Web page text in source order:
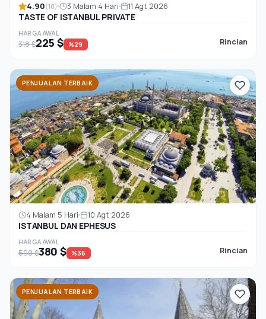
4.90(10) 3 Malam 4 Hari 11 Agt 2026
TASTE OF ISTANBUL PRIVATE
HARGA AWAL
318 $225 $ %29 Rincian
PENJUALAN TERBAIK
4 Malam 5 Hari 10 Agt 2026
ISTANBUL DAN EPHESUS
HARGA AWAL
590 $380 $ %36 Rincian
PENJUALAN TERBAIK